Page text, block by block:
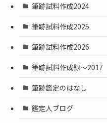
筆跡試料作成2024
筆跡試料作成2025
筆跡試料作成2026
筆跡試料作成録～2017
筆跡鑑定のはなし
鑑定人ブログ